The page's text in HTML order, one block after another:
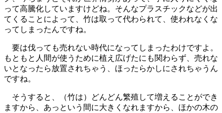
って高騰化していますけどね。そんなプラスチックなどが出
てくることによって、竹は取って代わられて、使われなくな
ってしまったんですね。
要は伐っても売れない時代になってしまったわけですよ。
もともと人間が使うために植え広げたにも関わらず、売れな
いとなったら放置されちゃう、ほったらかしにされちゃうん
ですね。
そうすると、（竹は）どんどん繁殖して増えることができ
ますから、あっという間に大きくなれますから、ほかの木の